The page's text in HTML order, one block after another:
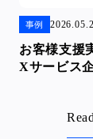
事例
お客様支援
Xサービス